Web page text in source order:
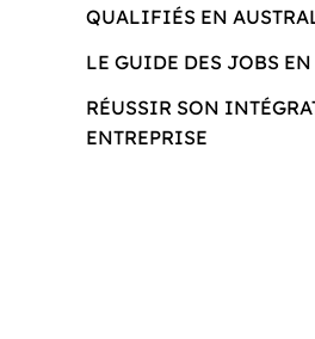
QUALIFIÉS EN
LE GUIDE DES JOBS
RÉUSSIR SON
ENTREPRISE